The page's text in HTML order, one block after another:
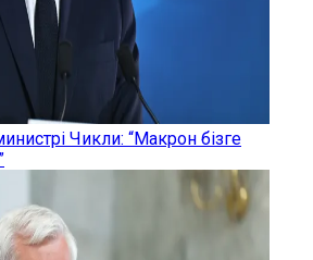
Чикли: “Макрон бізге